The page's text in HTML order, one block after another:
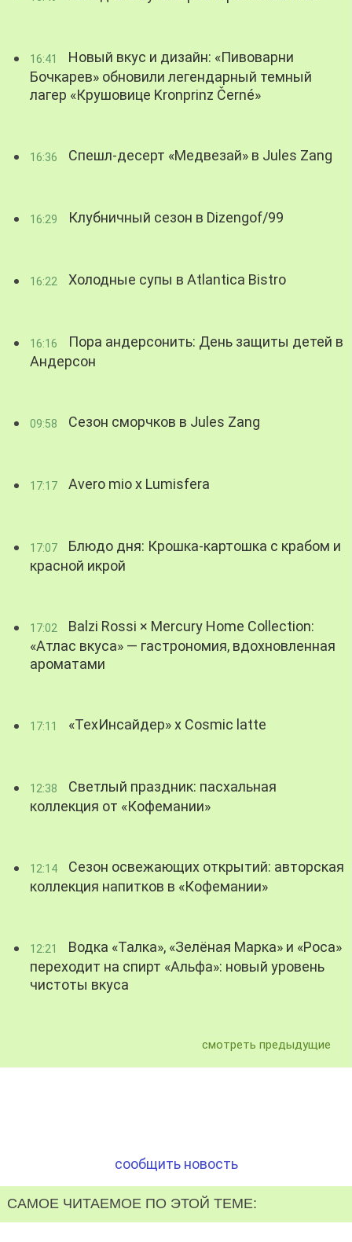
16:41
Новый вкус и дизайн: «Пивоварни
Бочкарев» обновили легендарный темный
лагер «Крушовице Kronprinz Černé»
16:36 Спешл-десерт «Медвезай» в Jules Zang
16:29 Клубничный сезон в Dizengof/99
16:22 Холодные супы в Atlantica Bistro
16:16
Пора андерсонить: День защиты детей в
Андерсон
09:58 Сезон сморчков в Jules Zang
17:17 Avero mio x Lumisfera
17:07
Блюдо дня: Крошка-картошка с крабом и
красной икрой
17:02
Balzi Rossi × Mercury Home Collection:
«Атлас вкуса» — гастрономия, вдохновленная
ароматами
17:11 «ТехИнсайдер» х Cosmic latte
12:38
Светлый праздник: пасхальная
коллекция от «Кофемании»
12:14
Сезон освежающих открытий: авторская
коллекция напитков в «Кофемании»
12:21
Водка «Талка», «Зелёная Марка» и «Роса»
переходит на спирт «Альфа»: новый уровень
чистоты вкуса
смотреть предыдущие
сообщить новость
САМОЕ ЧИТАЕМОЕ ПО ЭТОЙ ТЕМЕ: